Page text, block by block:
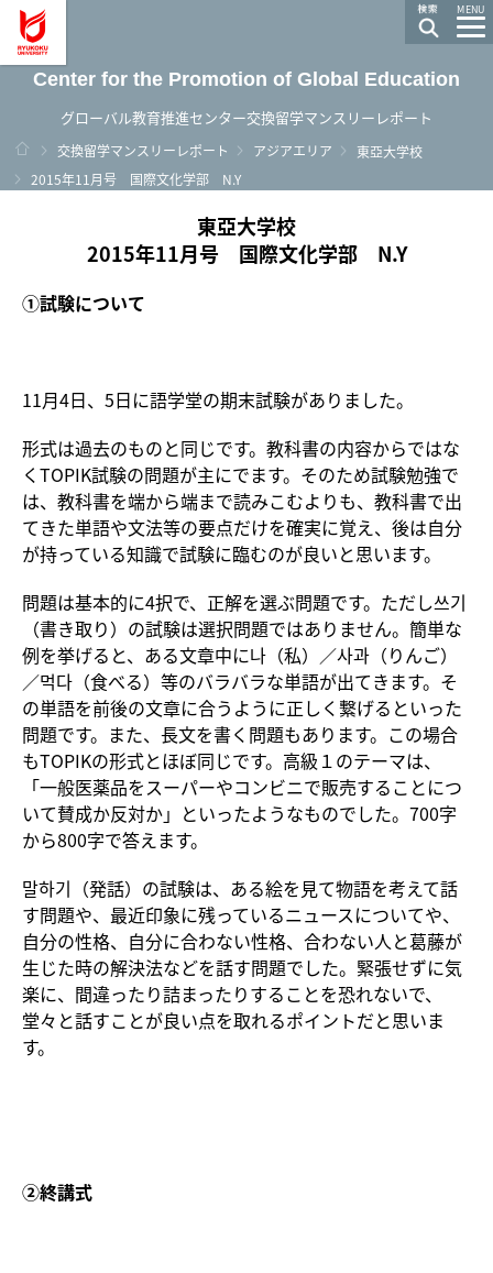
MENU
Center for the Promotion of Global Education
グローバル教育推進センター交換留学マンスリーレポート
ホーム
交換留学マンスリーレポート アジアエリア
東亞大学校
2015年11月号 国際文化学部 N.Y
東亞大学校
2015年11月号 国際文化学部 N.Y
①試験について
11月4日、5日に語学堂の期末試験がありました。
形式は過去のものと同じです。教科書の内容からではな
くTOPIK試験の問題が主にでます。そのため試験勉強で
は、教科書を端から端まで読みこむよりも、教科書で出
てきた単語や文法等の要点だけを確実に覚え、後は自分
が持っている知識で試験に臨むのが良いと思います。
問題は基本的に4択で、正解を選ぶ問題です。ただし쓰기
（書き取り）の試験は選択問題ではありません。簡単な
例を挙げると、ある文章中に나（私）／사과（りんご）
／먹다（食べる）等のバラバラな単語が出てきます。そ
の単語を前後の文章に合うように正しく繋げるといった
問題です。また、長文を書く問題もあります。この場合
もTOPIKの形式とほぼ同じです。高級１のテーマは、
「一般医薬品をスーパーやコンビニで販売することにつ
いて賛成か反対か」といったようなものでした。700字
から800字で答えます。
말하기（発話）の試験は、ある絵を見て物語を考えて話
す問題や、最近印象に残っているニュースについてや、
自分の性格、自分に合わない性格、合わない人と葛藤が
生じた時の解決法などを話す問題でした。緊張せずに気
楽に、間違ったり詰まったりすることを恐れないで、
堂々と話すことが良い点を取れるポイントだと思いま
す。
②終講式